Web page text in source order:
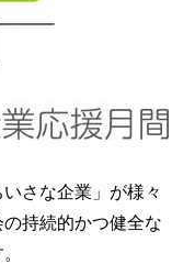
さな企業」が様々
持続的かつ健全な